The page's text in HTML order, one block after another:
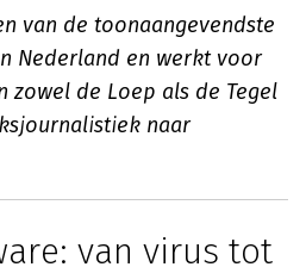
van de toonaangevendste
Nederland en werkt voor
zowel de Loep als de Tegel
naar
van virus tot